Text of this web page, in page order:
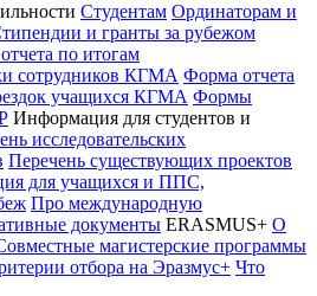
Студентам Ординаторам и
и гранты за рубежом
по итогам
сотрудников КГМА Форма отчета
учащихся КГМА Формы
Информация для студентов и
исследовательских
Перечень существующих проектов
для учащихся и ППС,
Про международную
документы ERASMUS+ О
магистерские программы
отбора на Эразмус+ Что